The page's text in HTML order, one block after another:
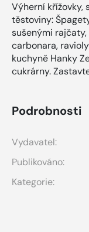
Výherní křížovky,
těstoviny:
sušenými
carbonara,
kuchyně Hanky
cukrárny.
Podrobnosti
Vydavatel:
Publikováno:
Kategorie: